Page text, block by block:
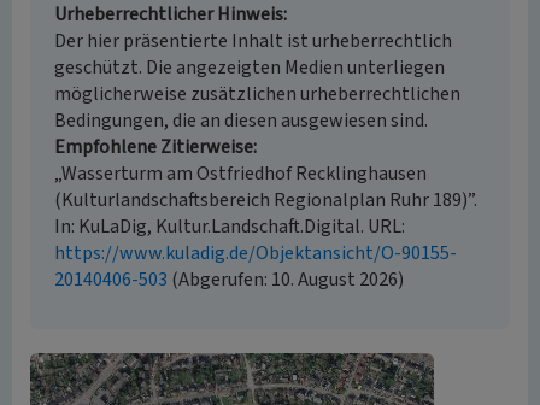
Urheberrechtlicher Hinweis
Der hier präsentierte Inhalt ist urheberrechtlich
geschützt. Die angezeigten Medien unterliegen
möglicherweise zusätzlichen urheberrechtlichen
Bedingungen, die an diesen ausgewiesen sind.
Empfohlene Zitierweise
„Wasserturm am Ostfriedhof Recklinghausen
(Kulturlandschaftsbereich Regionalplan Ruhr 189)”.
In: KuLaDig, Kultur.Landschaft.Digital. URL:
https://www.kuladig.de/Objektansicht/O-90155-
20140406-503 (Abgerufen: 10. August 2026)